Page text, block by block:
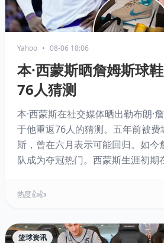
Yahoo • 08-06 18:06
本·西蒙斯晒詹姆斯球
76人猜测
本·西蒙斯在社交媒体晒出勒布朗·
于他重返76人的猜测。五年前被
斯，曾在六月表示可能回归。如今
队成为夺冠热门。西蒙斯生涯初期
火也是潜在下家。
热度 👍👍
篮球资讯